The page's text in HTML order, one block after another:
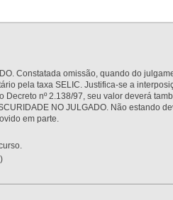
Constatada omissão, quando do
pela taxa SELIC. Justifica-se a
nº 2.138/97, seu valor deverá
NO JULGADO. Não estando
em parte.